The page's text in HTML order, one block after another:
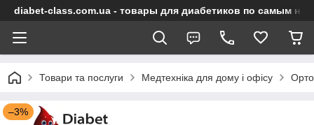
diabet-class.com.ua - товары для диабетиков по самым
Товари та послуги Медтехніка для дому і офісу
–3%